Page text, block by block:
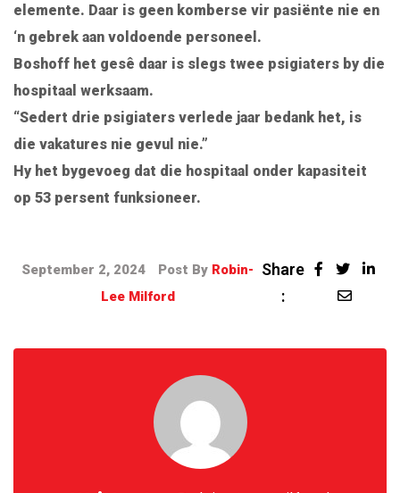
elemente. Daar is geen komberse vir pasiënte nie en
‘n gebrek aan voldoende personeel.
Boshoff het gesê daar is slegs twee psigiaters by die
hospitaal werksaam.
“Sedert drie psigiaters verlede jaar bedank het, is
die vakatures nie gevul nie.”
Hy het bygevoeg dat die hospitaal onder kapasiteit
op 53 persent funksioneer.
September 2, 2024 Post By Robin-
Lee Milford
Share
: